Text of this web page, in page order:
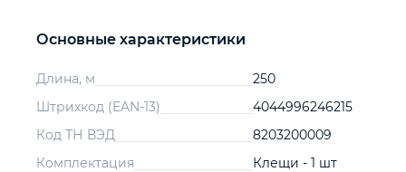
Основные характеристики
Длина, м
250
Штрихкод (EAN-13)
4044996246215
Код ТН ВЭД
8203200009
Комплектация
Клещи - 1 шт